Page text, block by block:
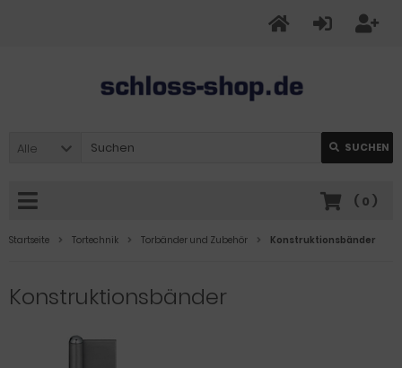
Alle SUCHEN
( 0 )
Startseite Tortechnik Torbänder und Zubehör Konstruktionsbänder
Konstruktionsbänder